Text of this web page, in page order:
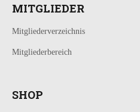
MITGLIEDER
Mitgliederverzeichnis
Mitgliederbereich
SHOP